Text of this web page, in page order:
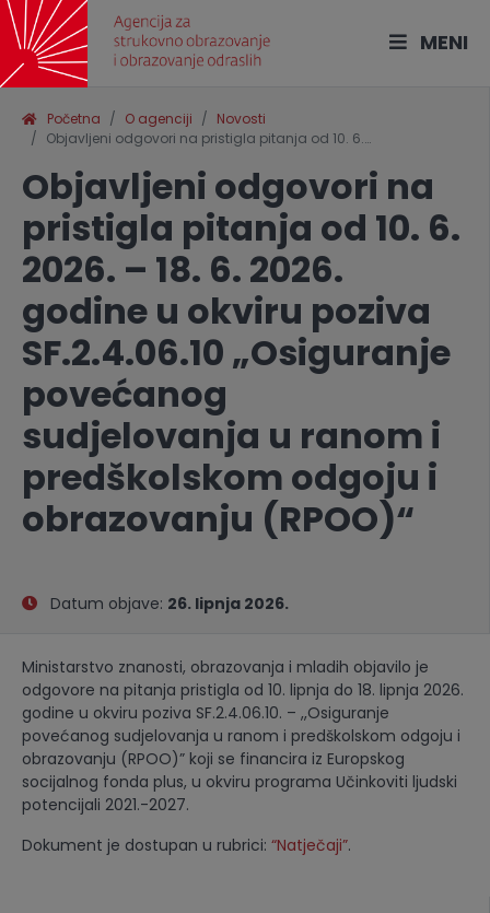
MENI
Početna O agenciji
Novosti
Objavljeni odgovori na pristigla pitanja od 10. 6.…
Objavljeni odgovori na
pristigla pitanja od 10. 6.
2026. – 18. 6. 2026.
godine u okviru poziva
SF.2.4.06.10 „Osiguranje
povećanog
sudjelovanja u ranom i
predškolskom odgoju i
obrazovanju (RPOO)“
Datum objave: 26. lipnja 2026.
Ministarstvo znanosti, obrazovanja i mladih objavilo je
odgovore na pitanja pristigla od 10. lipnja do 18. lipnja 2026.
godine u okviru poziva SF.2.4.06.10. – ,,Osiguranje
povećanog sudjelovanja u ranom i predškolskom odgoju i
obrazovanju (RPOO)” koji se financira iz Europskog
socijalnog fonda plus, u okviru programa Učinkoviti ljudski
potencijali 2021.-2027.
Dokument je dostupan u rubrici: “Natječaji”.